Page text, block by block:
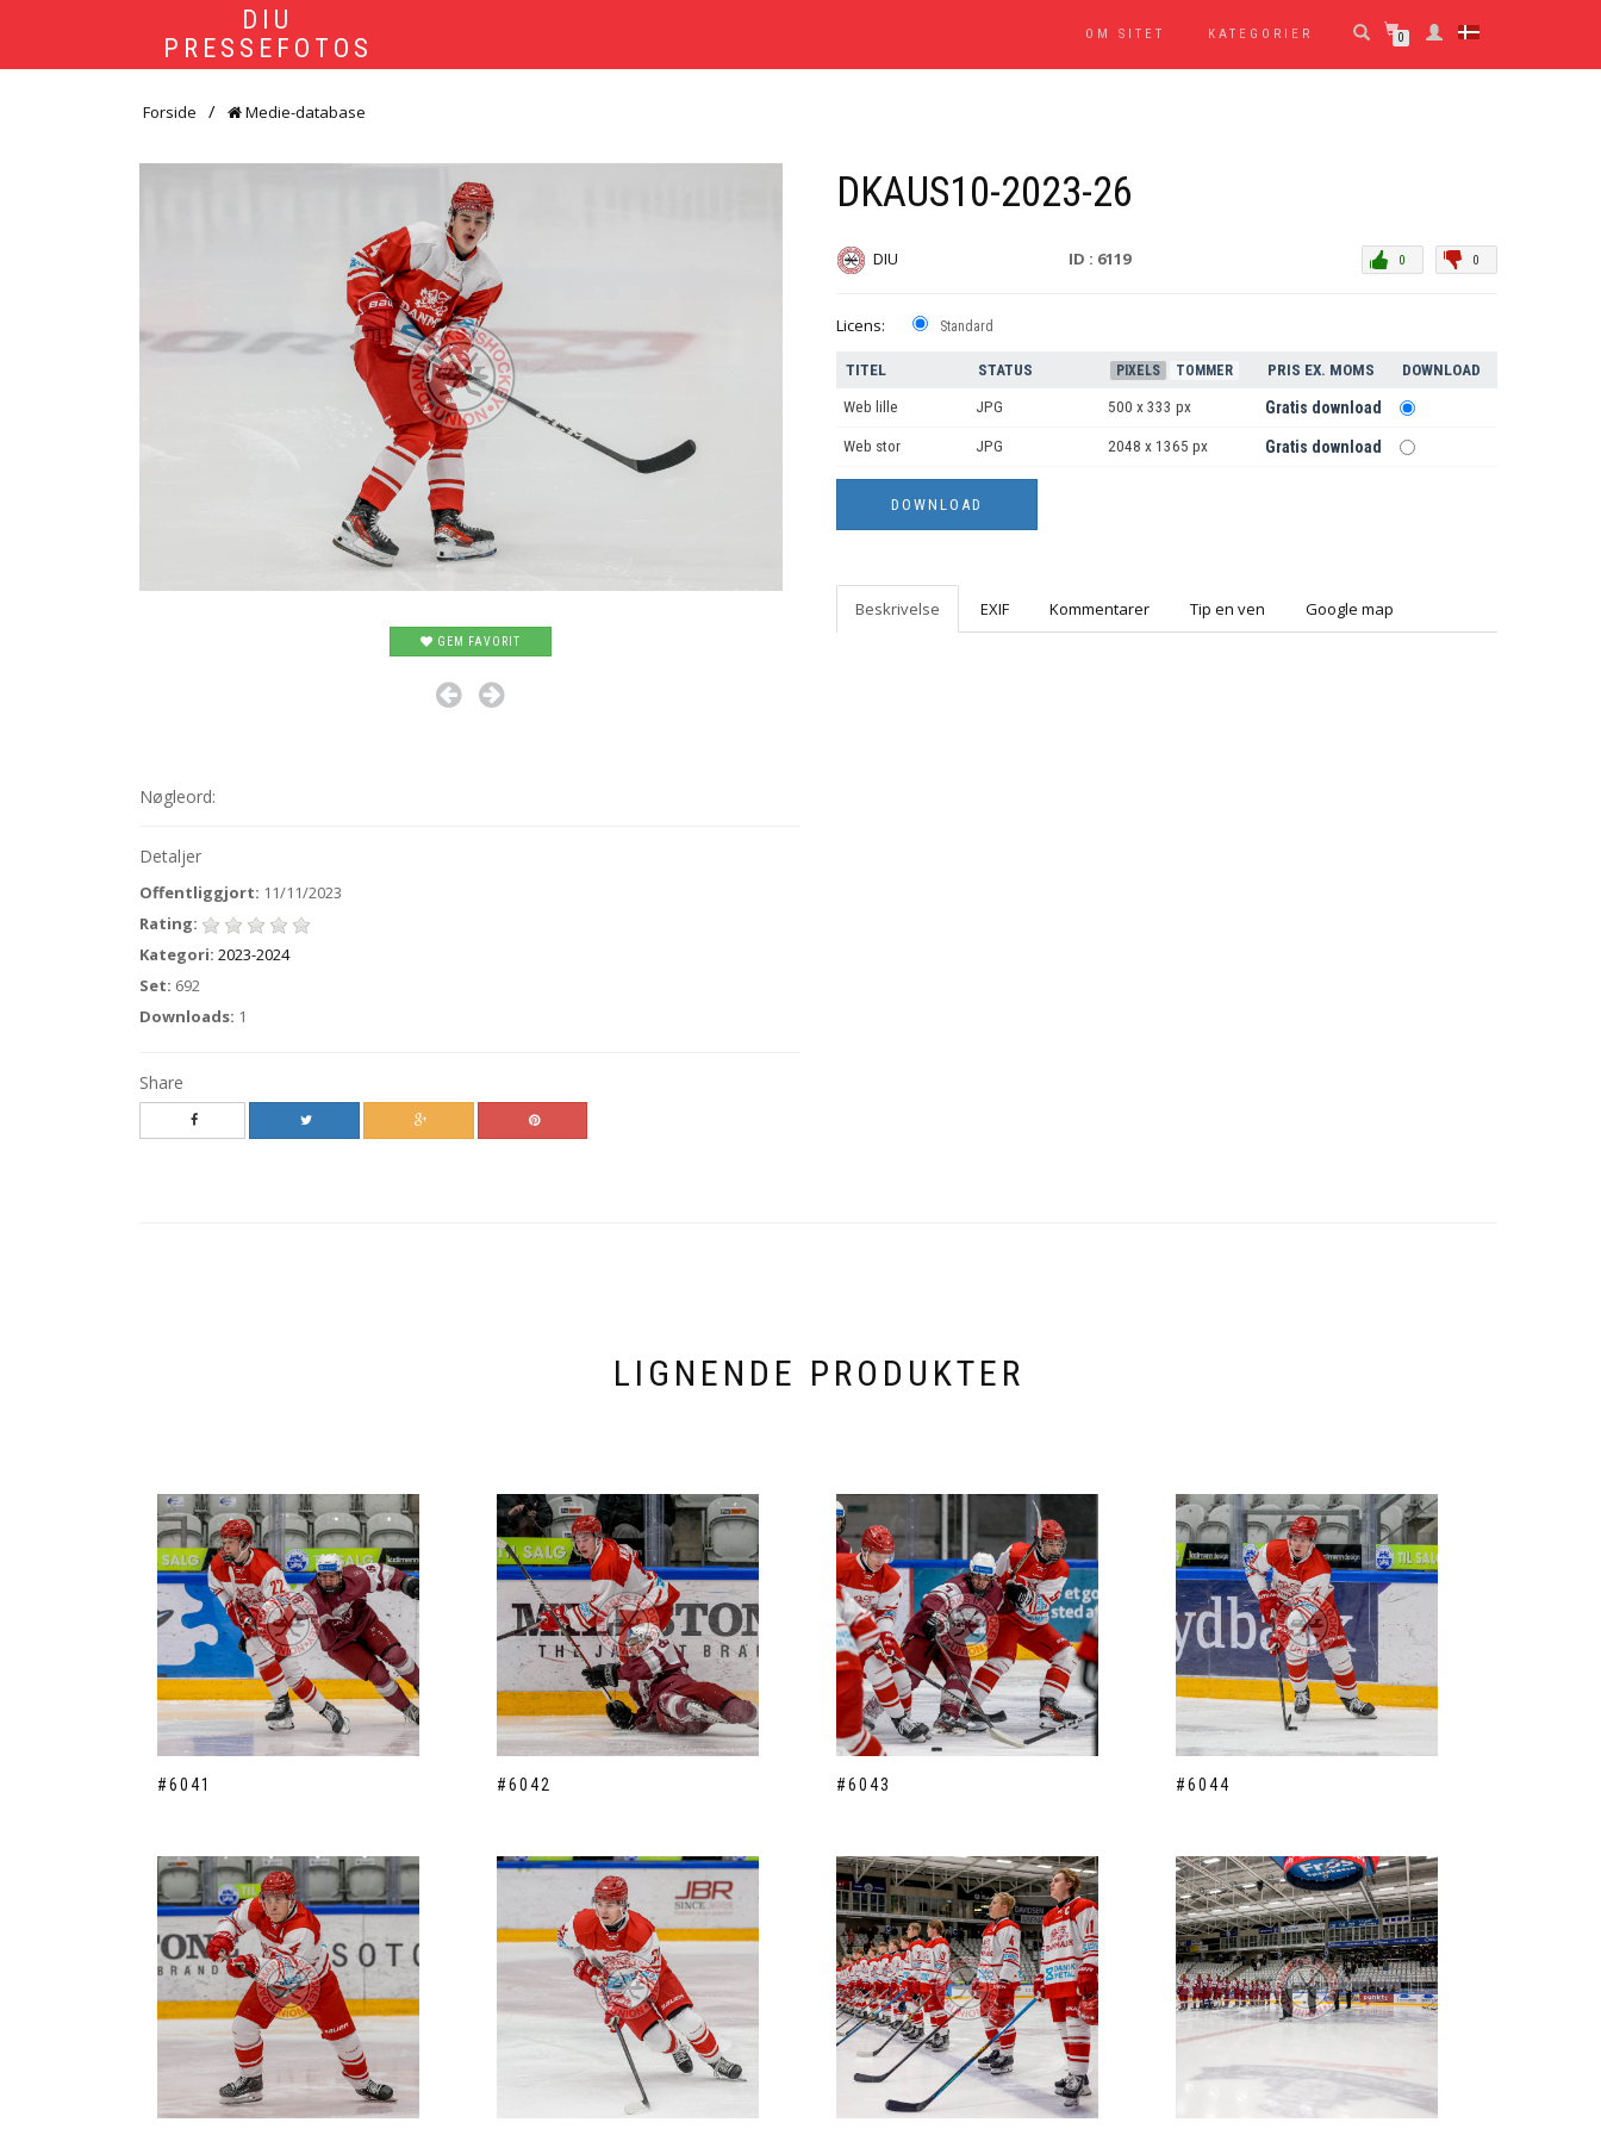
DIU
PRESSEFOTOS
OM SITET KATEGORIER 0
Forside Medie-database
GEM FAVORIT
Nøgleord:
Detaljer
Offentliggjort: 11/11/2023
Rating:
Kategori: 2023-2024
Set: 692
Downloads: 1
Share
DKAUS10-2023-26
DIU ID : 6119 0
0
Licens: Standard
TITEL STATUS PIXELS TOMMER PRIS EX. MOMS DOWNLOAD
Web lille JPG 500 x 333 px Gratis download
Web stor JPG 2048 x 1365 px Gratis download
Beskrivelse EXIF Kommentarer Tip en ven Google map
LIGNENDE PRODUKTER
#6041 #6042 #6043 #6044